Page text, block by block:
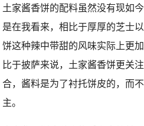
土家酱香饼的配料虽然没有现如
是在我看来，相比于厚厚的芝士
饼这种辣中带甜的风味实际上更
比于披萨来说，土家酱香饼更关
合，酱料是为了衬托饼皮的，而
主。